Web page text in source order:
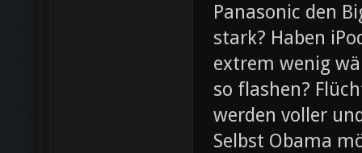
Panasonic den
stark? Haben
extrem wenig
so flashen?
werden voller
Selbst Obama